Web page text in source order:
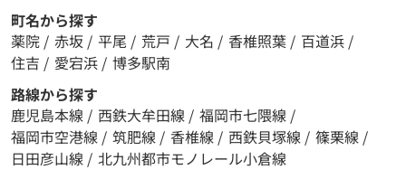
町名から探す
薬院 / 赤坂 / 平尾 / 荒戸 / 大名 / 香椎照葉 / 百道浜 /
住吉 / 愛宕浜 / 博多駅南
路線から探す
鹿児島本線 / 西鉄大牟田線 / 福岡市七隈線 /
福岡市空港線 / 筑肥線 / 香椎線 / 西鉄貝塚線 / 篠栗線 /
日田彦山線 / 北九州都市モノレール小倉線